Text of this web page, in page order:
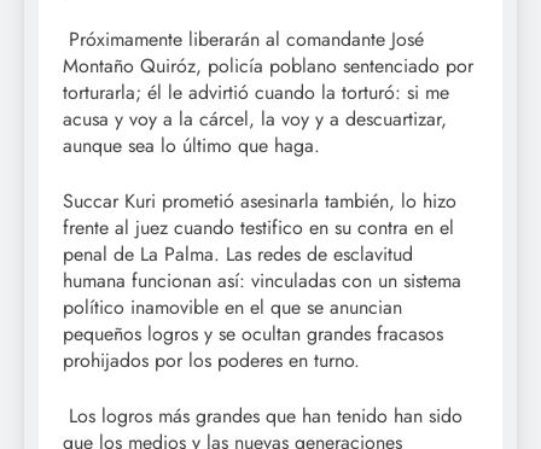
Próximamente liberarán al comandante José
Montaño Quiróz, policía poblano sentenciado por
torturarla; él le advirtió cuando la torturó: si me
acusa y voy a la cárcel, la voy y a descuartizar,
aunque sea lo último que haga.
Succar Kuri prometió asesinarla también, lo hizo
frente al juez cuando testifico en su contra en el
penal de La Palma. Las redes de esclavitud
humana funcionan así: vinculadas con un sistema
político inamovible en el que se anuncian
pequeños logros y se ocultan grandes fracasos
prohijados por los poderes en turno.
Los logros más grandes que han tenido han sido
que los medios y las nuevas generaciones